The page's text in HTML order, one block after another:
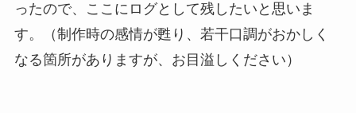
ったので、ここにログとして残したいと思いま
す。（制作時の感情が甦り、若干口調がおかしく
なる箇所がありますが、お目溢しください）